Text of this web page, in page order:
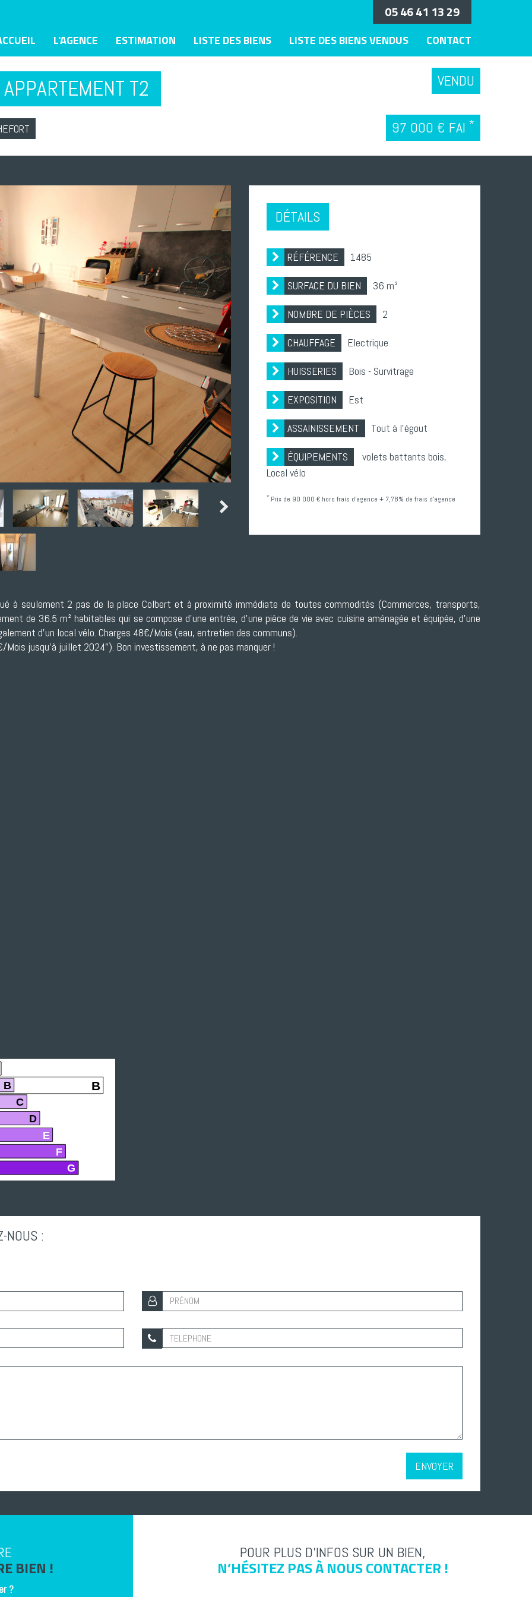
L'AGENCE ESTIMATION LISTE DES BIENS LISTE DES BIENS VENDUS CONTACT
05 46 41 13 29
T2 VENDU
97 000 € FAI *
DÉTAILS
RÉFÉRENCE 1485
SURFACE DU BIEN 36 m²
NOMBRE DE PIÈCES 2
CHAUFFAGE Electrique
HUISSERIES Bois - Survitrage
EXPOSITION Est
ASSAINISSEMENT Tout à l'égout
ÉQUIPEMENTS
volets battants bois,
Local vélo
* Prix de 90 000 € hors frais d'agence + 7,78% de frais d'agence
à seulement 2 pas de la place Colbert et à proximité immédiate de toutes commodités (Commerces, transports,
de 36.5 m² habitables qui se compose d'une entrée, d'une pièce de vie avec cuisine aménagée et équipée, d'une
d'un local vélo. Charges 48€/Mois (eau, entretien des communs).
Mois jusqu'à juillet 2024"). Bon investissement, à ne pas manquer !
B
B
C
D
E
F
G
NOUS :
ENVOYER
BIEN !
?
POUR PLUS D’INFOS SUR UN BIEN,
N’HÉSITEZ PAS À NOUS CONTACTER !